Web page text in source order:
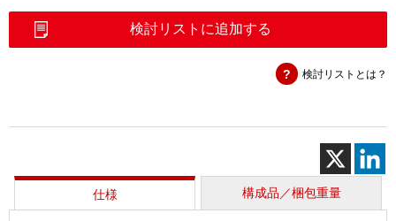
ア
ナ
セ
ッ
(800M
検討リストに追加する
検討リストとは？
仕様 構成品／梱包重量